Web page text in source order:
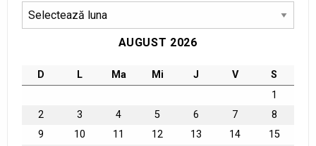
Arhive
AUGUST 2026
D L Ma Mi J V
S
1
2
3 4 5 6 7
8
9
10 11 12 13 14
15